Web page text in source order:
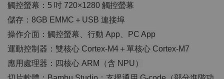
觸控螢幕：5 吋 720×1280 觸控螢幕
儲存：8GB EMMC＋USB 連接埠
操作介面：觸控螢幕、行動 App、PC App
運動控制器：雙核心 Cortex-M4＋單核心 Cortex-M7
應用處理器：四核心 ARM（含 NPU）